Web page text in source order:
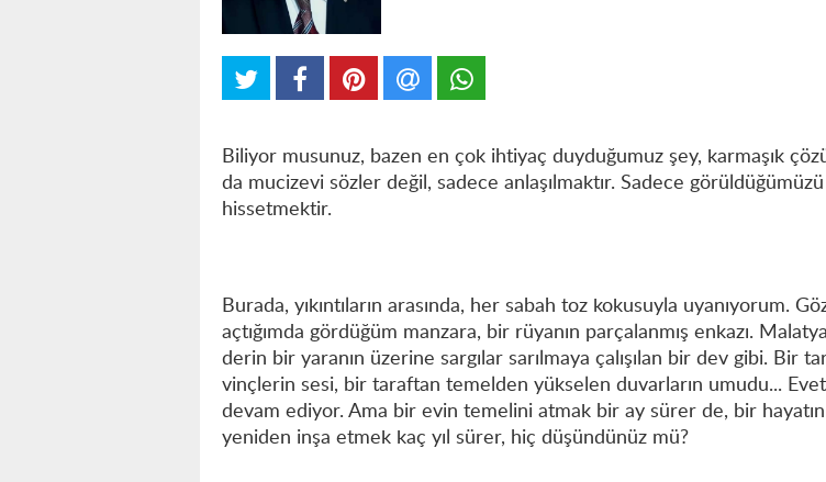
Biliyor musunuz, bazen en çok ihtiyaç duyduğumuz şey, karmaşık
da mucizevi sözler değil, sadece anlaşılmaktır. Sadece görüldüğümüzü
hissetmektir.
Burada, yıkıntıların arasında, her sabah toz kokusuyla uyanıyorum.
açtığımda gördüğüm manzara, bir rüyanın parçalanmış enkazı.
derin bir yaranın üzerine sargılar sarılmaya çalışılan bir dev gibi. Bir
vinçlerin sesi, bir taraftan temelden yükselen duvarların umudu...
devam ediyor. Ama bir evin temelini atmak bir ay sürer de, bir
yeniden inşa etmek kaç yıl sürer, hiç düşündünüz mü?